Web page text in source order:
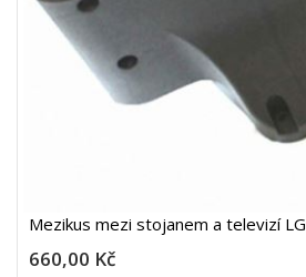
Mezikus mezi stojanem a televizí LG
660,00 Kč